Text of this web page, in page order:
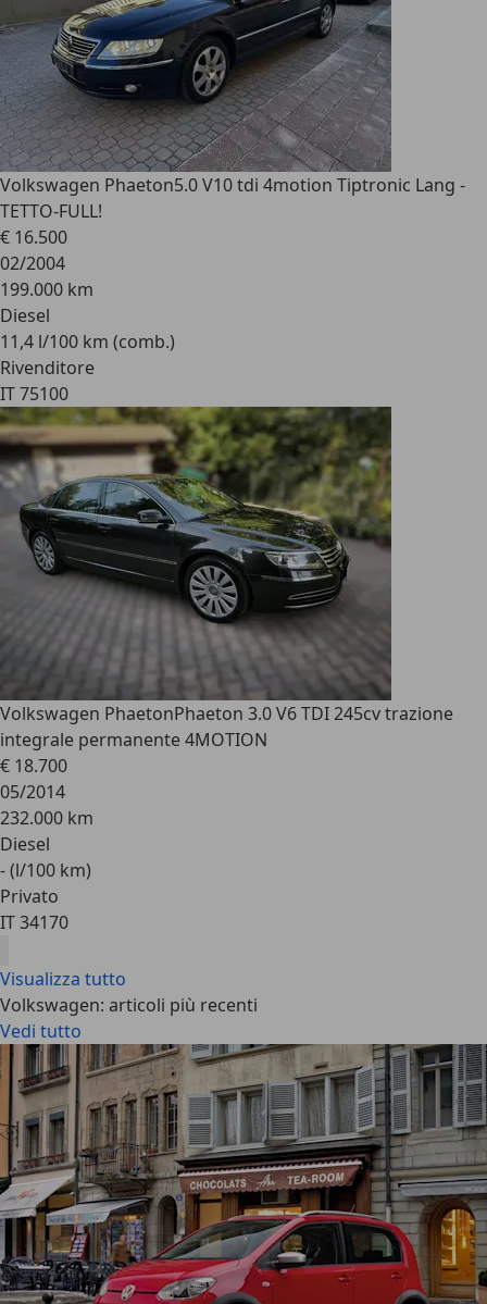
Volkswagen Phaeton5.0 V10 tdi 4motion Tiptronic Lang -
TETTO-FULL!
€ 16.500
02/2004
199.000 km
Diesel
11,4 l/100 km (comb.)
Rivenditore
IT 75100
Volkswagen PhaetonPhaeton 3.0 V6 TDI 245cv trazione
integrale permanente 4MOTION
€ 18.700
05/2014
232.000 km
Diesel
- (l/100 km)
Privato
IT 34170
Visualizza tutto
Volkswagen: articoli più recenti
Vedi tutto